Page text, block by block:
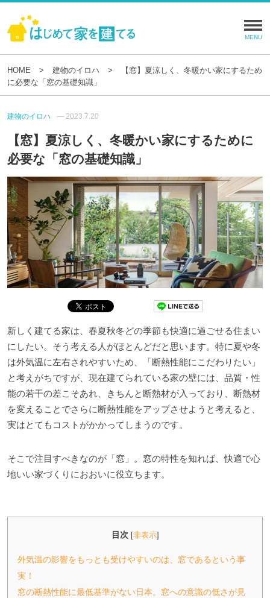
HOME 建物のイロハ
【窓】夏涼しく、冬暖かい家にするため
に必要な「窓の基礎知識」
建物のイロハ — 2023.7.20
【窓】夏涼しく、冬暖かい家にするために
必要な「窓の基礎知識」
新しく建てる家は、春夏秋冬どの季節も快適に過ごせる住まい
にしたい。そう考える人がほとんどだと思います。特に夏や冬
は外気温に左右されやすいため、「断熱性能にこだわりたい」
と考えがちですが、現在建てられている家の壁には、品質・性
能の若干の差こそあれ、きちんと断熱材が入っており、断熱材
を変えることでさらに断熱性能をアップさせようと考えると、
実はとてもコストがかかってしまうのです。
そこで注目すべきなのが「窓」。窓の特性を知れば、快適で心
地いい家づくりにおおいに役立ちます。
目次 [非表示]
外気温の影響をもっとも受けやすいのは、窓であるという事
実！
窓の断熱性能に最低基準がない日本。窓への意識の低さが見